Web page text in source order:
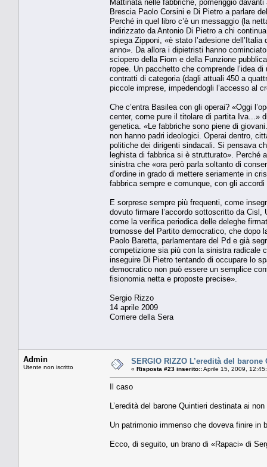
Mattinata nelle fabbriche, po­meriggio
Brescia Paolo Corsini e Di Pietro a parlare
Perché in quel libro c’è un messaggio (la
indirizzato da Antonio Di Pietro a chi
spiega Zip­poni, «è stato l’adesione
anno». Da allora i dipietristi hanno
sciopero della Fiom e della Funzione
ropee. Un pacchetto che comprende l’idea
contratti di catego­ria (dagli attuali 450 a
piccole imprese, impedendogli l’acces­so al
Che c’entra Basilea con gli operai? «Oggi
center, come pure il tito­lare di partita Iva...»
genetica. «Le fabbriche sono piene di
non hanno padri ideologici. Ope­rai dentro,
politiche dei dirigenti sindacali. Si pensava
leghista di fabbrica si è strutturato». Perché
sinistra che «ora però parla soltanto di
d’ordine in grado di mettere seriamente in
fabbrica sempre e comunque, con gli
E sorprese sempre più frequenti, come
dovuto firmare l’accordo sot­toscritto da
come la verifica periodica delle deleghe
tromosse del Partito demo­cratico, che dopo
Paolo Baretta, parlamenta­re del Pd e già
competizione sia più con la sinistra radicale
inse­guire Di Pietro tentando di occupare lo
demo­cratico non può essere un semplice
fisionomia netta e propo­ste precise».
Sergio Rizzo
14 aprile 2009
Corriere della Sera
Admin
Utente non iscritto
SERGIO RIZZO L’eredità del
« Risposta #23 inserito::Aprile 15, 2009,
Il caso
L’eredità del barone Quintieri destinata ai
Un patrimonio immenso che doveva finire in
Ecco, di seguito, un brano di «Rapaci» di